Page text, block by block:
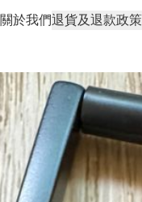
關於我們退貨及退款政策